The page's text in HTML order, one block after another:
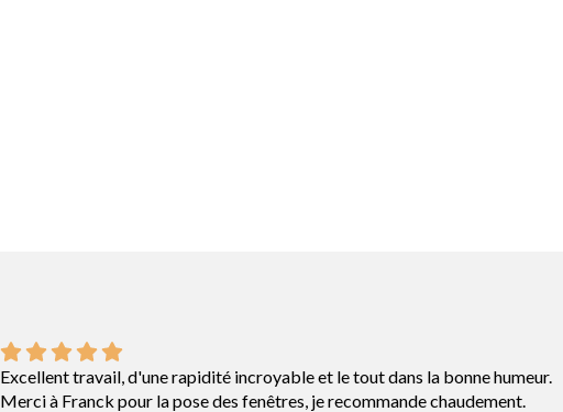
Excellent travail, d'une rapidité incroyable et le tout dans la bonne humeur.
Merci à Franck pour la pose des fenêtres, je recommande chaudement.